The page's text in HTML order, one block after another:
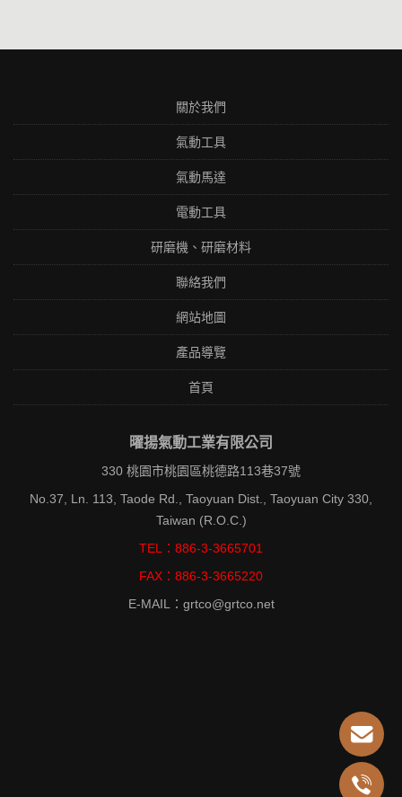
關於我們
氣動工具
氣動馬達
電動工具
研磨機、研磨材料
聯絡我們
網站地圖
產品導覽
首頁
曜揚氣動工業有限公司
330 桃園市桃園區桃德路113巷37號
No.37, Ln. 113, Taode Rd., Taoyuan Dist., Taoyuan City 330,
Taiwan (R.O.C.)
TEL：886-3-3665701
FAX：886-3-3665220
E-MAIL：grtco@grtco.net